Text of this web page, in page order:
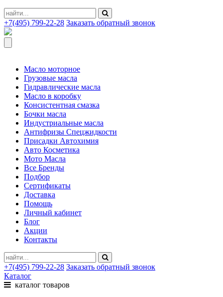
+7(495) 799-22-28 Заказать обратный звонок
Масло моторное
Грузовые масла
Гидравлические масла
Масло в коробку
Консистентная смазка
Бочки масла
Индустриальные масла
Антифризы Спецжидкости
Присадки Автохимия
Авто Косметика
Мото Масла
Все Бренды
Подбор
Сертификаты
Доставка
Помощь
Личный кабинет
Блог
Акции
Контакты
+7(495) 799-22-28 Заказать обратный звонок
Каталог
каталог товаров